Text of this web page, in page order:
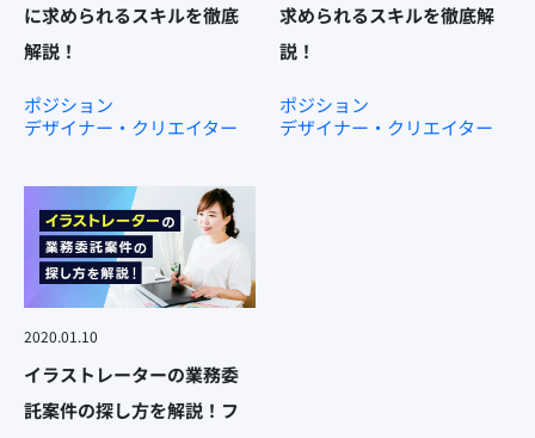
に求められるスキルを徹底
解説！
ポジション
デザイナー・クリエイター
求められるスキルを徹底解
説！
ポジション
デザイナー・クリエイター
2020.01.10
イラストレーターの業務委
託案件の探し方を解説！フ